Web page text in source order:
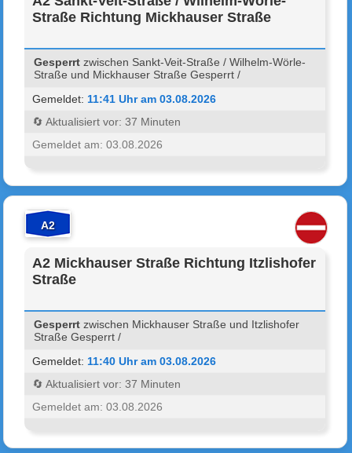
Straße Richtung Mickhauser Straße
Gesperrt zwischen Sankt-Veit-Straße / Wilhelm-Wörle-
Straße und Mickhauser Straße Gesperrt /
Gemeldet: 11:41 Uhr am 03.08.2026
🔄 Aktualisiert vor: 37 Minuten
Gemeldet am: 03.08.2026
A2
A2 Mickhauser Straße Richtung Itzlishofer
Straße
Gesperrt zwischen Mickhauser Straße und Itzlishofer
Straße Gesperrt /
Gemeldet: 11:40 Uhr am 03.08.2026
🔄 Aktualisiert vor: 37 Minuten
Gemeldet am: 03.08.2026